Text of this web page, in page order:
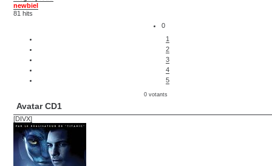
newbiel
81 hits
0
1
2
3
4
5
0 votants
Avatar CD1
[DIVX]